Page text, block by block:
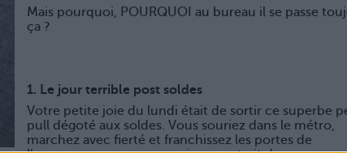
Mais pourquoi, POURQUOI au bureau il se passe
ça ?
1. Le jour terrible post soldes
Votre petite joie du lundi était de sortir ce superbe
pull dégoté aux soldes. Vous souriez dans le métro,
marchez avec fierté et franchissez les portes de